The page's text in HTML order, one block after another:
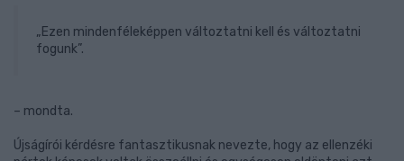
„Ezen mindenféleképpen változtatni kell és változtatni
fogunk”.
– mondta.
Újságírói kérdésre fantasztikusnak nevezte, hogy az ellenzéki